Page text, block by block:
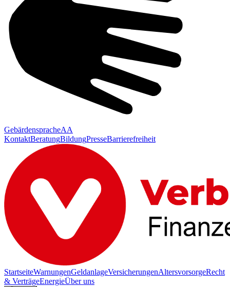
GebärdenspracheAA
KontaktBeratungBildungPresseBarrierefreiheit
StartseiteWarnungenGeldanlageVersicherungenAltersvorsorgeRecht
& VerträgeEnergieÜber uns